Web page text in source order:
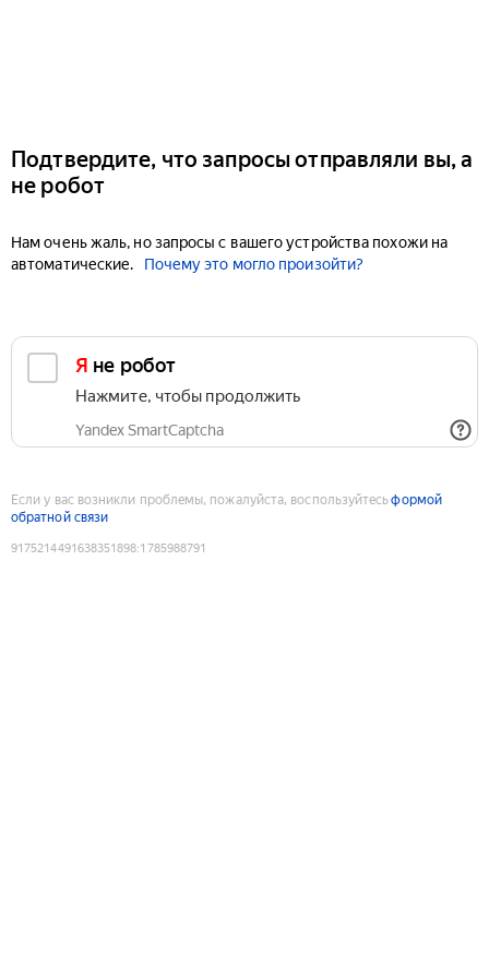
Подтвердите, что запросы отправляли вы, а
не робот
Нам очень жаль, но запросы с вашего устройства похожи на
автоматические.
Почему это могло произойти?
Я не робот
Нажмите, чтобы продолжить
Yandex SmartCaptcha
Если у вас возникли проблемы, пожалуйста, воспользуйтесьформой
обратной связи
9175214491638351898:1785988791